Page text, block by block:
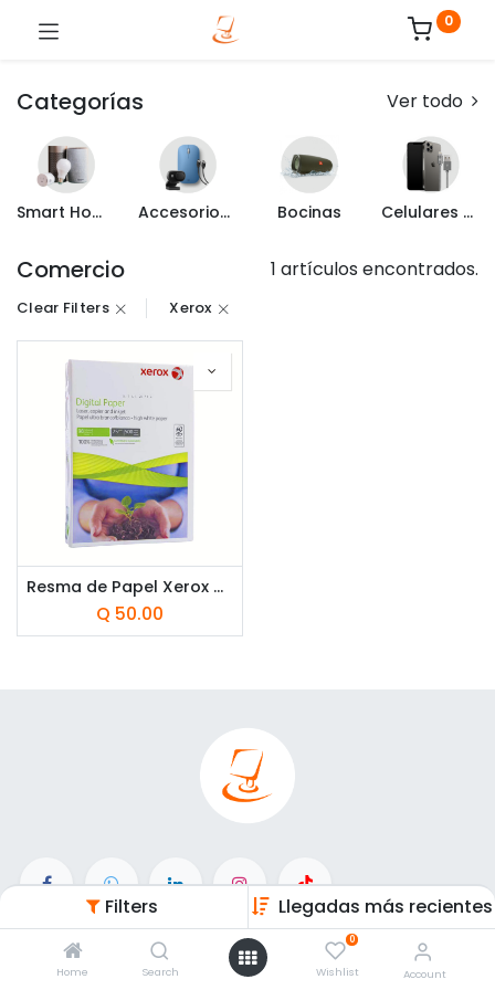
Filters Llegadas más recientes
Home Search
0
Wishlist Account
0
Categorías Ver todo
Smart Home Accesorios de Computo Bocinas Celulares y Mas
Comercio 1 artículos encontrados.
Clear Filters Xerox
Resma de Papel Xerox Carta
Q 50.00
Enlaces de Interés